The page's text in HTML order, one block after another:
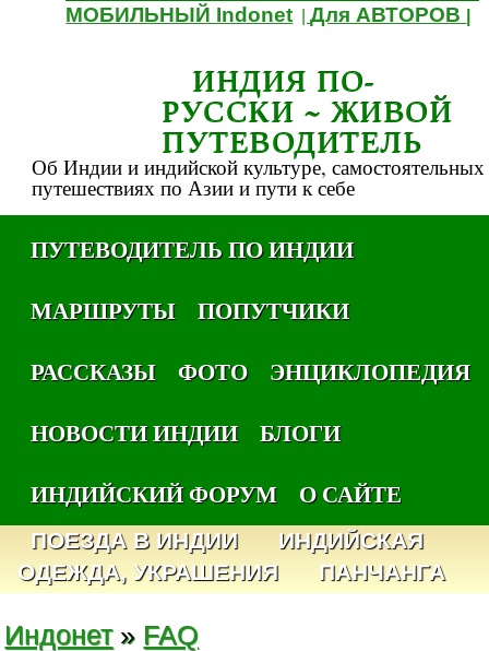
МОБИЛЬНЫЙ Indonet |Для АВТОРОВ
ИНДИЯ ПО-
РУССКИ ~ ЖИВОЙ
ПУТЕВОДИТЕЛЬ
Об Индии и индийской культуре, самостоятельных
путешествиях по Азии и пути к себе
ПУТЕВОДИТЕЛЬ ПО ИНДИИ
МАРШРУТЫ
ПОПУТЧИКИ
РАССКАЗЫ
ФОТО
ЭНЦИКЛОПЕДИЯ
НОВОСТИ ИНДИИ
БЛОГИ
ИНДИЙСКИЙ ФОРУМ
О САЙТЕ
ПОЕЗДА В ИНДИИ
ИНДИЙСКАЯ
ОДЕЖДА, УКРАШЕНИЯ
ПАНЧАНГА
Индонет» FAQ